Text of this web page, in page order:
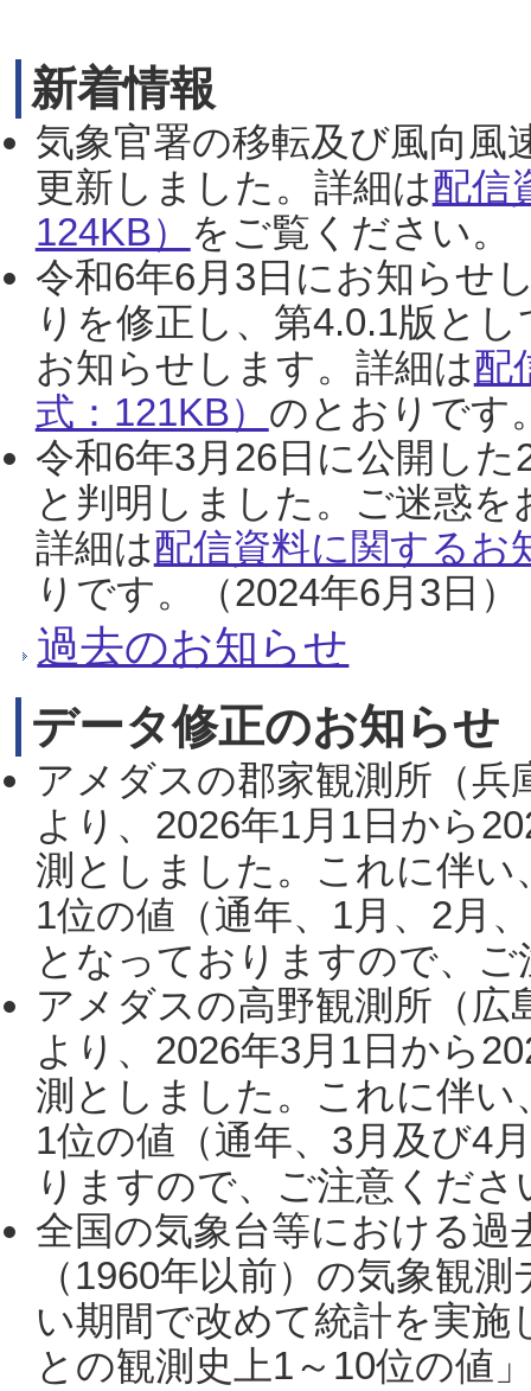
新着情報
気象官署の移転及び風向風
更新しました。詳細は配信
124KB） をご覧ください。
令和6年6月3日にお知らせ
りを修正し、第4.0.1版と
お知らせします。詳細は配
式：121KB） のとおりです
令和6年3月26日に公開し
と判明しました。ご迷惑
詳細は配信資料に関するお
りです。（2024年6月3日）
過去のお知らせ
データ修正のお知らせ
アメダスの郡家観測所（
より、2026年1月1日から
測としました。これに伴い
1位の値（通年、1月、2月
となっておりますので、
アメダスの高野観測所（
より、2026年3月1日から
測としました。これに伴い
1位の値（通年、3月及び4
りますので、ご注意くだ
全国の気象台等における過
（1960年以前）の気象観
い期間で改めて統計を実
との観測史上1～10位の値